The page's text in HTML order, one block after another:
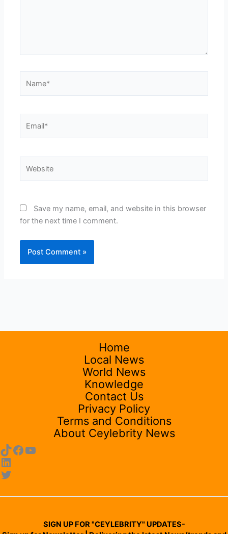
Save my name, email, and website in this browser
for the next time I comment.
Home
Local News
World News
Knowledge
Contact Us
Privacy Policy
Terms and Conditions
About Ceylebrity News
SIGN UP FOR "CEYLEBRITY" UPDATES-